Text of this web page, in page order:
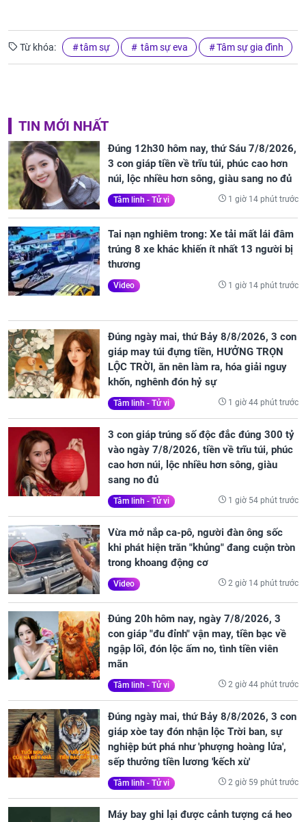
Từ khóa: tâm sự tâm sự eva Tâm sự gia đình
TIN MỚI NHẤT
Đúng 12h30 hôm nay, thứ Sáu 7/8/2026,
3 con giáp tiền về trĩu túi, phúc cao hơn
núi, lộc nhiều hơn sông, giàu sang no đủ
Tâm linh - Tử vi 1 giờ 14 phút trước
Tai nạn nghiêm trong: Xe tải mất lái đâm
trúng 8 xe khác khiến ít nhất 13 người bị
thương
Video 1 giờ 14 phút trước
Đúng ngày mai, thứ Bảy 8/8/2026, 3 con
giáp may túi đựng tiền, HƯỞNG TRỌN
LỘC TRỜI, ăn nên làm ra, hóa giải nguy
khốn, nghênh đón hỷ sự
Tâm linh - Tử vi 1 giờ 44 phút trước
3 con giáp trúng số độc đắc đúng 300 tỷ
vào ngày 7/8/2026, tiền về trĩu túi, phúc
cao hơn núi, lộc nhiều hơn sông, giàu
sang no đủ
Tâm linh - Tử vi 1 giờ 54 phút trước
Vừa mở nắp ca-pô, người đàn ông sốc
khi phát hiện trăn "khủng" đang cuộn tròn
trong khoang động cơ
Video 2 giờ 14 phút trước
Đúng 20h hôm nay, ngày 7/8/2026, 3
con giáp "đu đỉnh" vận may, tiền bạc về
ngập lối, đón lộc ấm no, tình tiền viên
mãn
Tâm linh - Tử vi 2 giờ 44 phút trước
Đúng ngày mai, thứ Bảy 8/8/2026, 3 con
giáp xòe tay đón nhận lộc Trời ban, sự
nghiệp bứt phá như 'phượng hoàng lửa',
sếp thưởng tiền lương 'kếch xù'
Tâm linh - Tử vi 2 giờ 59 phút trước
Máy bay ghi lại được cảnh tượng cá heo